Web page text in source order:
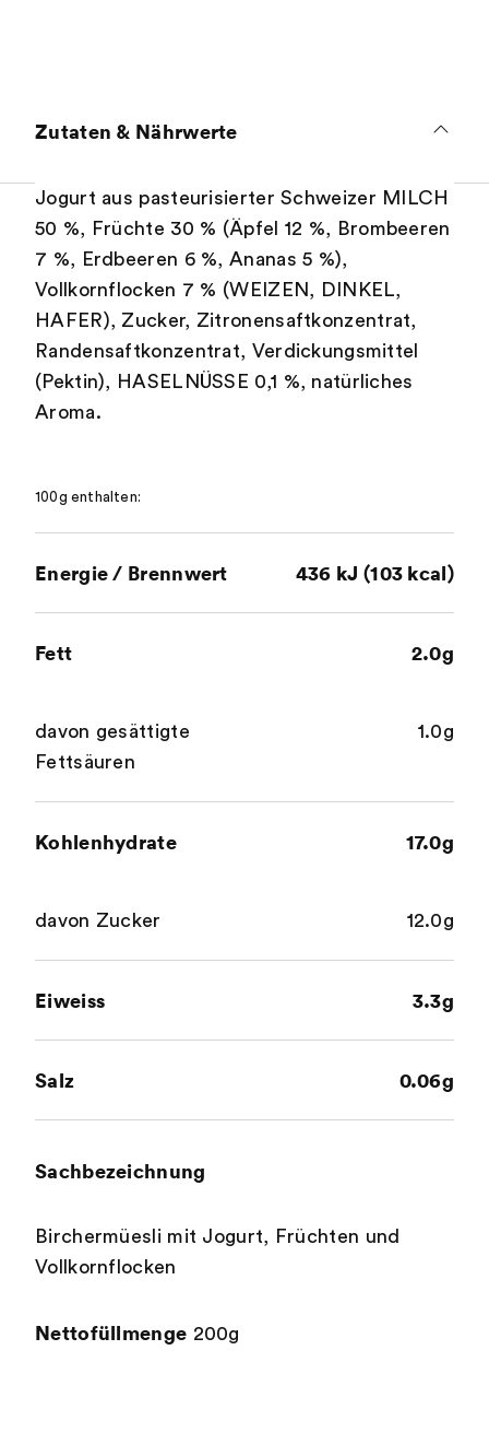
Zutaten & Nährwerte
Jogurt aus pasteurisierter Schweizer MILCH
50 %, Früchte 30 % (Äpfel 12 %, Brombeeren
7 %, Erdbeeren 6 %, Ananas 5 %),
Vollkornflocken 7 % (WEIZEN, DINKEL,
HAFER), Zucker, Zitronensaftkonzentrat,
Randensaftkonzentrat, Verdickungsmittel
(Pektin), HASELNÜSSE 0,1 %, natürliches
Aroma.
100g enthalten:
Energie / Brennwert 436 kJ (103 kcal)
Fett 2.0g
davon gesättigte
Fettsäuren
1.0g
Kohlenhydrate 17.0g
davon Zucker 12.0g
Eiweiss 3.3g
Salz 0.06g
Sachbezeichnung
Birchermüesli mit Jogurt, Früchten und
Vollkornflocken
Nettofüllmenge 200g